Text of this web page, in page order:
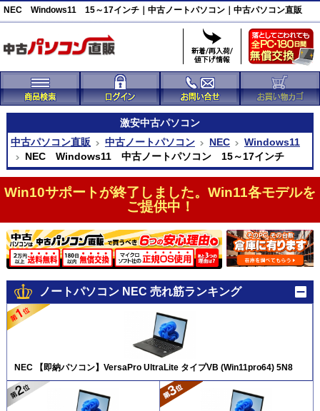
NEC Windows11 15～17インチ｜中古ノートパソコン｜中古パソコン直販
激安中古パソコン
中古パソコン直販
中古ノートパソコン NEC
Windows11
NEC Windows11 中古ノートパソコン 15～17インチ
Win10サポートが終了しました。Win11各モデルを
ご提供中！
ノートパソコン NEC 売れ筋ランキング
NEC 【即納パソコン】VersaPro UltraLite タイプVB (Win11pro64) 5N8